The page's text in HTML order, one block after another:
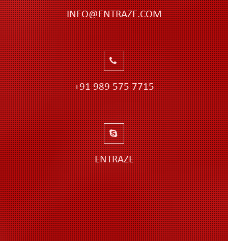
INFO@ENTRAZE.COM
+91 989 575 7715
ENTRAZE